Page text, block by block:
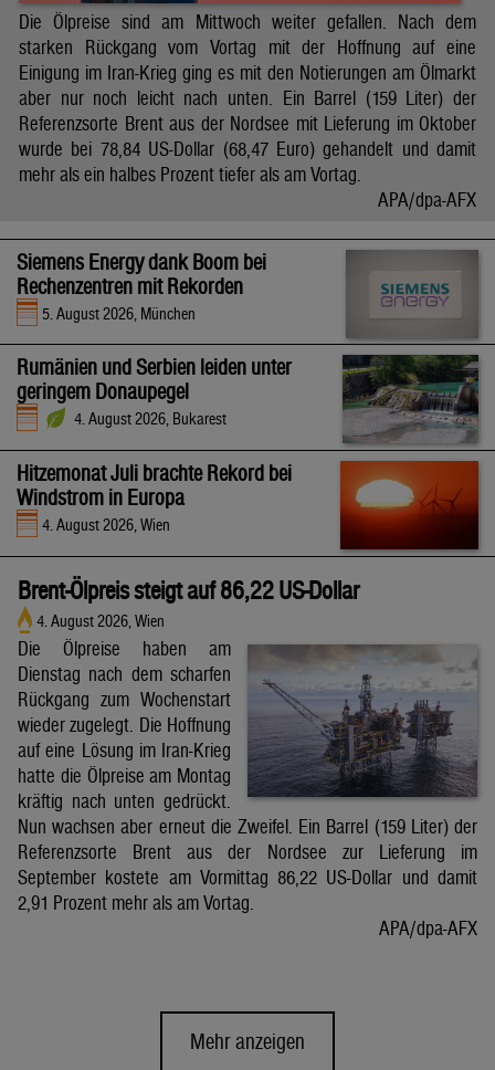
Die Ölpreise sind am Mittwoch weiter gefallen. Nach dem
starken Rückgang vom Vortag mit der Hoffnung auf eine
Einigung im Iran-Krieg ging es mit den Notierungen am Ölmarkt
aber nur noch leicht nach unten. Ein Barrel (159 Liter) der
Referenzsorte Brent aus der Nordsee mit Lieferung im Oktober
wurde bei 78,84 US-Dollar (68,47 Euro) gehandelt und damit
mehr als ein halbes Prozent tiefer als am Vortag.
APA/dpa-AFX
Siemens Energy dank Boom bei
Rechenzentren mit Rekorden
5. August 2026, München
Rumänien und Serbien leiden unter
geringem Donaupegel
4. August 2026, Bukarest
Hitzemonat Juli brachte Rekord bei
Windstrom in Europa
4. August 2026, Wien
Brent-Ölpreis steigt auf 86,22 US-Dollar
4. August 2026, Wien
Die Ölpreise haben am
Dienstag nach dem scharfen
Rückgang zum Wochenstart
wieder zugelegt. Die Hoffnung
auf eine Lösung im Iran-Krieg
hatte die Ölpreise am Montag
kräftig nach unten gedrückt.
Nun wachsen aber erneut die Zweifel. Ein Barrel (159 Liter) der
Referenzsorte Brent aus der Nordsee zur Lieferung im
September kostete am Vormittag 86,22 US-Dollar und damit
2,91 Prozent mehr als am Vortag.
APA/dpa-AFX
Mehr anzeigen